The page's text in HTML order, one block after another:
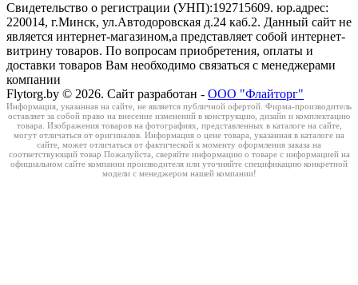
Свидетельство о регистрации (УНП):192715609. юр.адрес:
220014, г.Минск, ул.Автодоровская д.24 каб.2. Данный сайт не
является интернет-магазином,а представляет собой интернет-
витрину товаров. По вопросам приобретения, оплаты и
доставки товаров Вам необходимо связаться с менеджерами
компании
Flytorg.by © 2026. Сайт разработан - ООО "Флайторг"
Информация, указанная на сайте, не является публичной офертой. Фирма-производитель
оставляет за собой право на внесение изменений в конструкцию, дизайн и комплектацию
товара. Изображения товаров на фотографиях, представленных в каталоге на сайте,
могут отличаться от оригиналов. Информация о цене товара, указанная в каталоге на
сайте, может отличаться от фактической к моменту оформления заказа на
соответствующий товар Пожалуйста, сверяйте информацию о товаре с информацией на
официальном сайте компании производителя или уточняйте спецификацию конкретной
модели с менеджером нашей компании!